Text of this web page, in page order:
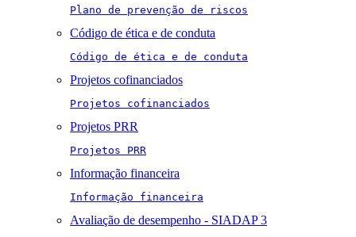
Plano de prevenção de riscos
Código de ética e de conduta
Código de ética e de conduta
Projetos cofinanciados
Projetos cofinanciados
Projetos PRR
Projetos PRR
Informação financeira
Informação financeira
Avaliação de desempenho - SIADAP 3